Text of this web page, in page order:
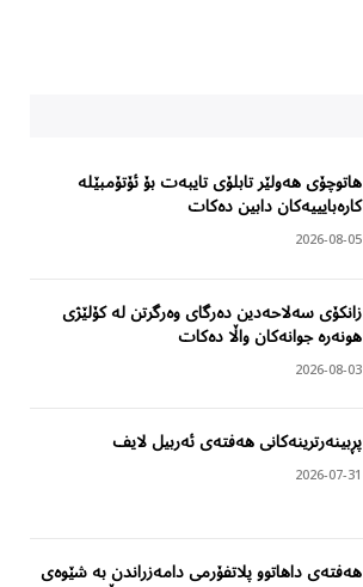
هاتوچۆی هەولێر تابلۆی تایبەت بۆ ئۆتۆمبێلە
کارەبایییەکان دابین دەکات
2026-08-05
زانکۆی سەلاحەدین دەرگای وەرگرتن لە کۆلێژی
هونەرە جوانەکان واڵا دەکات
2026-08-03
پڕبینەرترینەکانی هەفتەی ئەربیل لایف
2026-07-31
هەفتەی داهاتوو پلاتفۆرمی دامەزراندن بە شێوەی